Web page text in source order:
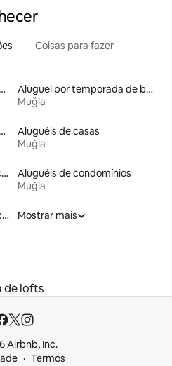
Coisas para fazer
com acesso à praia
Aluguel por temporada de barcos
Muğla
banheira de hidromassagem
Aluguéis de casas
Muğla
Aluguéis de espaços que aceitam animais de estimação
Aluguéis de condomínios
Muğla
Aluguel por temporada de casas de hóspedes
Mostrar mais
de lofts
Airbnb, Inc.
Termos